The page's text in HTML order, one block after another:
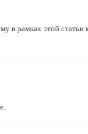
в рамках этой